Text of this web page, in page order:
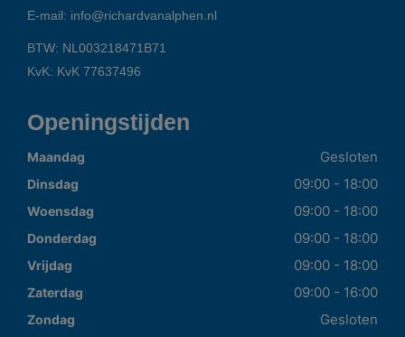
E-mail: info@richardvanalphen.nl
BTW: NL003218471B71
KvK: KvK 77637496
Openingstijden
Maandag Gesloten
Dinsdag 09:00 - 18:00
Woensdag 09:00 - 18:00
Donderdag 09:00 - 18:00
Vrijdag 09:00 - 18:00
Zaterdag 09:00 - 16:00
Zondag Gesloten